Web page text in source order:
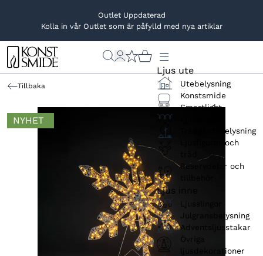
Outlet Uppdaterad
Kolla in vår Outlet som är påfylld med nya artiklar
Ljus ute
Utebelysning
Konstsmide
Smartlight
Trädgårdsbelysning
Ljusfigurer och
Reservdelar och
Ljus inne
Julgransbelysning
Adventsljusstakar
Övriga
ljusdekorationer
Tillbaka
NYHET